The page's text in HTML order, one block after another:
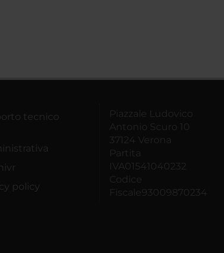
tecnico
policy
Piazzale Ludovico
Antonio Scuro 10
37124 Verona
Partita
IVA01541040232
Codice
Fiscale93009870234